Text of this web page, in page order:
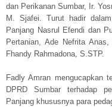
dan Perikanan Sumbar, Ir.
M. Sjafei. Turut hadir
Panjang Nasrul Efendi dan
Pertanian, Ade Nefrita
Fhandy Rahmadona, S.STP.
Fadly Amran mengucapkan
DPRD Sumbar terhadap
Panjang khususnya para